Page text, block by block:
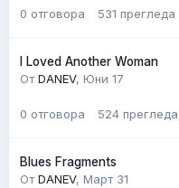
0 отговора 531 прегледа
I Loved Another Woman
ОтDANEV, Юни 17
0 отговора 524 прегледа
Blues Fragments
ОтDANEV, Март 31